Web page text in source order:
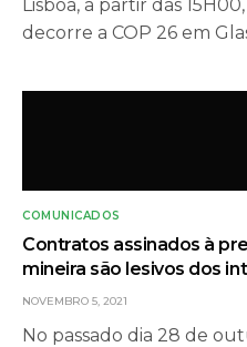
Lisboa, a partir das
decorre a COP 26 em
COMUNICADOS
Contratos assinados à
mineira são lesivos dos
NOVEMBRO 5, 2021
No passado dia 28 de